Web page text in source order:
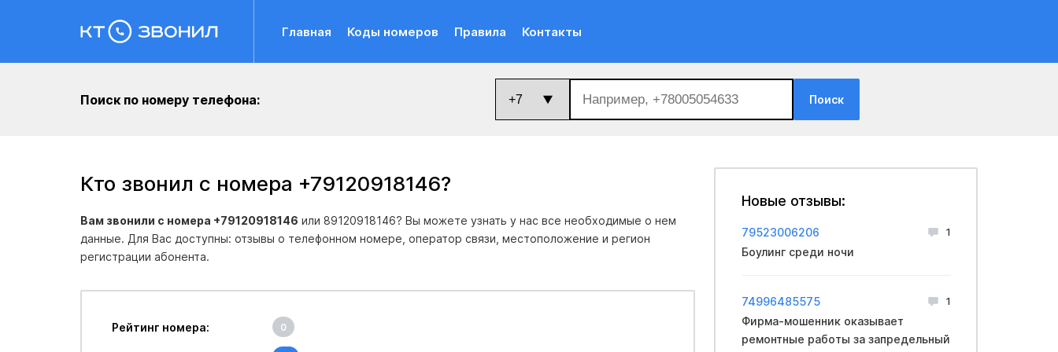
Главная Коды номеров Правила Контакты
Поиск по номеру телефона: Поиск
Кто звонил с номера +79120918146?
Вам звонили с номера +79120918146 или 89120918146? Вы можете узнать у нас все необходимые о нем
данные. Для Вас доступны: отзывы о телефонном номере, оператор связи, местоположение и регион
регистрации абонента.
Рейтинг номера: 0
Новые отзывы:
79523006206 1
Боулинг среди ночи
74996485575 1
Фирма-мошенник оказывает
ремонтные работы за запредельный